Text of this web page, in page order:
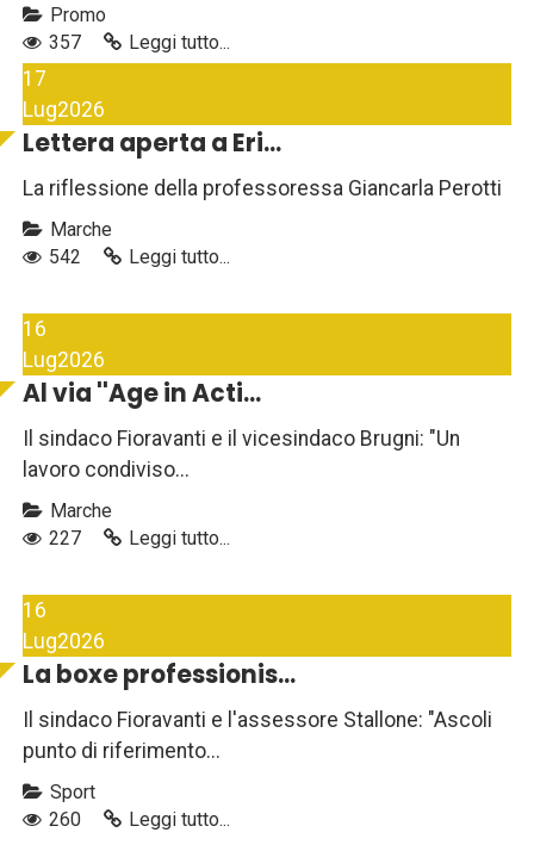
Promo
357
Leggi tutto...
17
Lug2026
Lettera aperta a Eri...
La riflessione della professoressa Giancarla Perotti
Marche
542
Leggi tutto...
16
Lug2026
Al via ''Age in Acti...
Il sindaco Fioravanti e il vicesindaco Brugni: "Un
lavoro condiviso...
Marche
227
Leggi tutto...
16
Lug2026
La boxe professionis...
Il sindaco Fioravanti e l'assessore Stallone: "Ascoli
punto di riferimento...
Sport
260
Leggi tutto...